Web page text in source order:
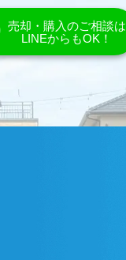
売却・購入のご相談は
LINEからもOK！